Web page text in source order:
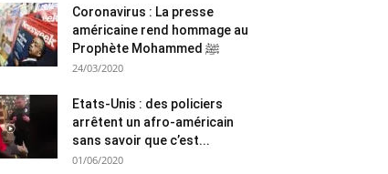
Coronavirus : La presse
américaine rend hommage au
Prophète Mohammed ﷺ
24/03/2020
Etats-Unis : des policiers
arrêtent un afro-américain
sans savoir que c’est...
01/06/2020